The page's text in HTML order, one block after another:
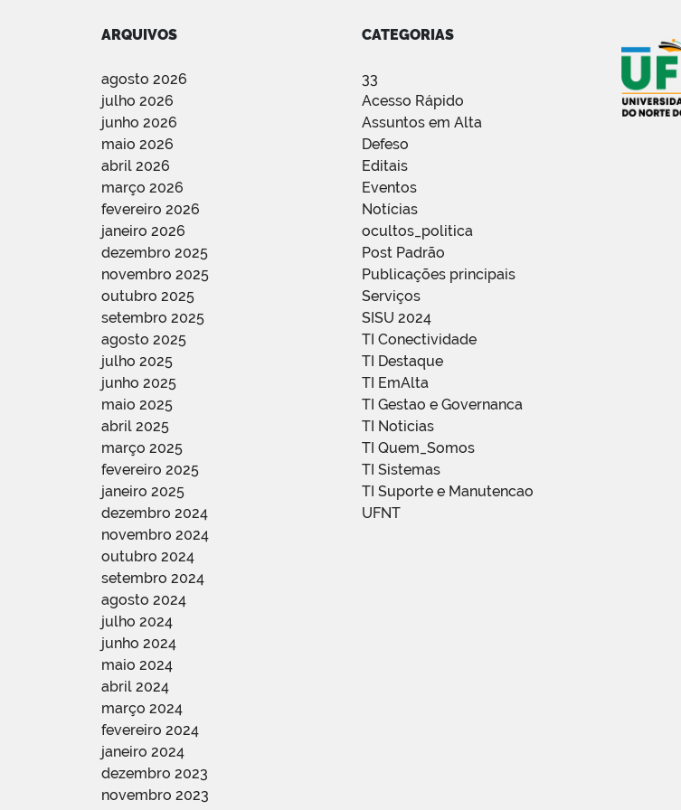
ARQUIVOS
agosto 2026
julho 2026
junho 2026
maio 2026
abril 2026
março 2026
fevereiro 2026
janeiro 2026
dezembro 2025
novembro 2025
outubro 2025
setembro 2025
agosto 2025
julho 2025
junho 2025
maio 2025
abril 2025
março 2025
fevereiro 2025
janeiro 2025
dezembro 2024
novembro 2024
outubro 2024
setembro 2024
agosto 2024
julho 2024
junho 2024
maio 2024
abril 2024
março 2024
fevereiro 2024
janeiro 2024
dezembro 2023
novembro 2023
CATEGORIAS
33
Acesso Rápido
Assuntos em Alta
Defeso
Editais
Eventos
Notícias
ocultos_politica
Post Padrão
Publicações principais
Serviços
SISU 2024
TI Conectividade
TI Destaque
TI EmAlta
TI Gestao e Governanca
TI Noticias
TI Quem_Somos
TI Sistemas
TI Suporte e Manutencao
UFNT